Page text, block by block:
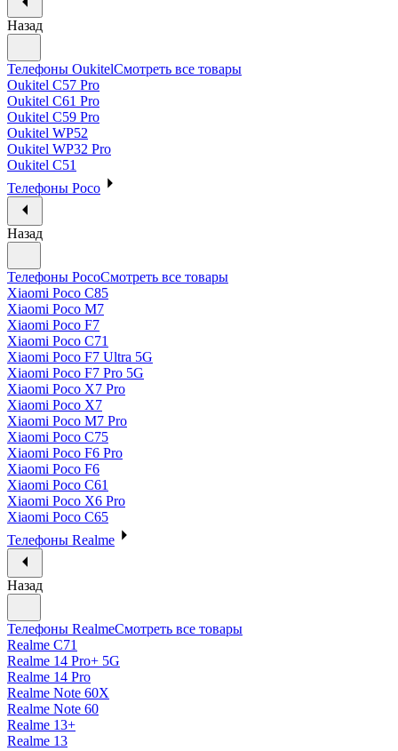
Назад
Телефоны OukitelСмотреть все товары
Oukitel C57 Pro
Oukitel C61 Pro
Oukitel C59 Pro
Oukitel WP52
Oukitel WP32 Pro
Oukitel C51
Телефоны Poco
Назад
Телефоны PocoСмотреть все товары
Xiaomi Poco C85
Xiaomi Poco M7
Xiaomi Poco F7
Xiaomi Poco C71
Xiaomi Poco F7 Ultra 5G
Xiaomi Poco F7 Pro 5G
Xiaomi Poco X7 Pro
Xiaomi Poco X7
Xiaomi Poco M7 Pro
Xiaomi Poco C75
Xiaomi Poco F6 Pro
Xiaomi Poco F6
Xiaomi Poco C61
Xiaomi Poco X6 Pro
Xiaomi Poco C65
Телефоны Realme
Назад
Телефоны RealmeСмотреть все товары
Realme C71
Realme 14 Pro+ 5G
Realme 14 Pro
Realme Note 60X
Realme Note 60
Realme 13+
Realme 13